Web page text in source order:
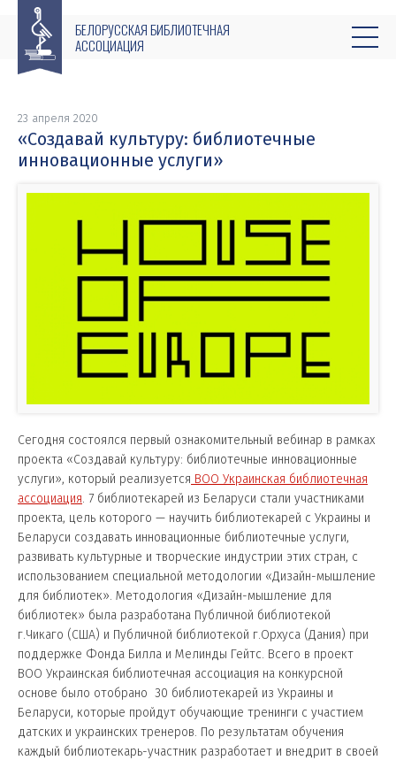
БЕЛОРУССКАЯ БИБЛИОТЕЧНАЯ
АССОЦИАЦИЯ
23 апреля 2020
«Создавай культуру: библиотечные
инновационные услуги»
Сегодня состоялся первый ознакомительный вебинар в рамках
проекта «Создавай культуру: библиотечные инновационные
услуги», который реализуется ВОО Украинская библиотечная
ассоциация. 7 библиотекарей из Беларуси стали участниками
проекта, цель которого — научить библиотекарей с Украины и
Беларуси создавать инновационные библиотечные услуги,
развивать культурные и творческие индустрии этих стран, с
использованием специальной методологии «Дизайн-мышление
для библиотек». Методология «Дизайн-мышление для
библиотек» была разработана Публичной библиотекой
г.Чикаго (США) и Публичной библиотекой г.Орхуса (Дания) при
поддержке Фонда Билла и Мелинды Гейтс. Всего в проект
ВОО Украинская библиотечная ассоциация на конкурсной
основе было отобрано 30 библиотекарей из Украины и
Беларуси, которые пройдут обучающие тренинги с участием
датских и украинских тренеров. По результатам обучения
каждый библиотекарь-участник разработает и внедрит в своей